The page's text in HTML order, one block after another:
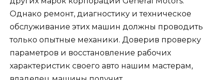
Однако ремонт, диагностику и техническое
обслуживание этих машин должны проводить
только опытные механики. Доверив проверку
параметров и восстановление рабочих
характеристик своего авто нашим мастерам,